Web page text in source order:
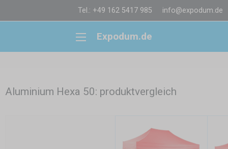
Tel.: +49 162 5417 985 info@expodum.de
Expodum.de
Aluminium Hexa 50: produktvergleich